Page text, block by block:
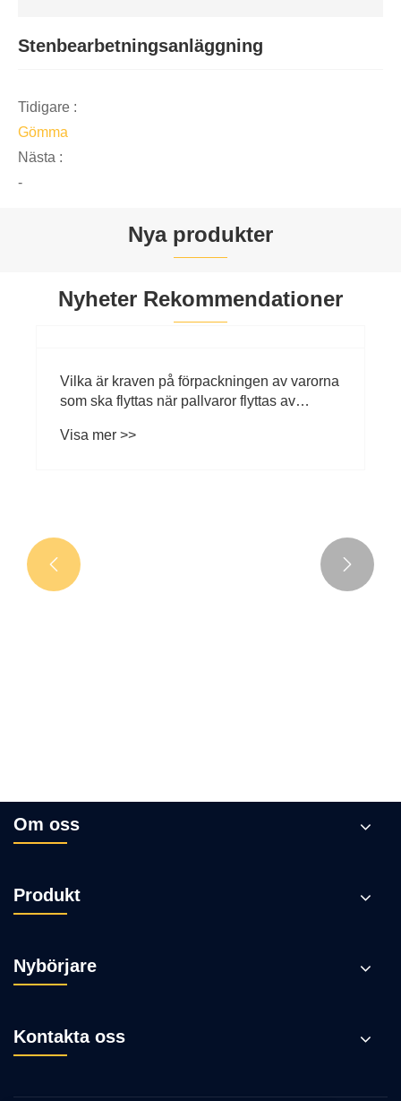
Stenbearbetningsanläggning
Tidigare :
Gömma
Nästa :
-
Nya produkter
Nyheter Rekommendationer
Vilka är kraven på förpackningen av varorna
 
Om oss
Produkt
Nybörjare
Kontakta oss